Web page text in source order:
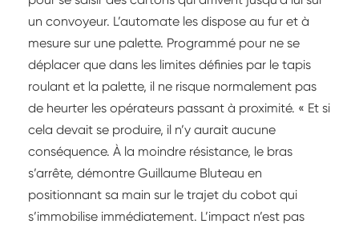
un convoyeur. L’automate les dispose au fur et à
mesure sur une palette. Programmé pour ne se
déplacer que dans les limites définies par le tapis
roulant et la palette, il ne risque normalement pas
de heurter les opérateurs passant à proximité. « Et si
cela devait se produire, il n’y aurait aucune
conséquence. À la moindre résistance, le bras
s’arrête, démontre Guillaume Bluteau en
positionnant sa main sur le trajet du cobot qui
s’immobilise immédiatement. L’impact n’est pas